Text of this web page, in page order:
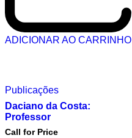
ADICIONAR AO CARRINHO
Publicações
Daciano da Costa:
Professor
Call for Price